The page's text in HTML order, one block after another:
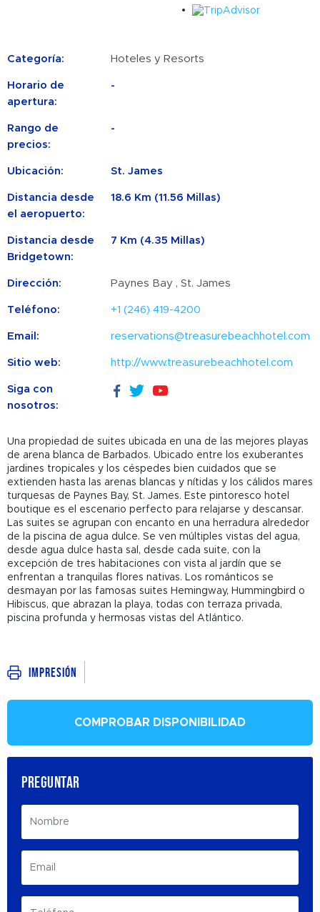
Categoría: Hoteles y Resorts
Horario de
apertura:
-
Rango de
precios:
-
Ubicación: St. James
Distancia desde
el aeropuerto:
18.6 Km (11.56 Millas)
Distancia desde
Bridgetown:
7 Km (4.35 Millas)
Dirección: Paynes Bay , St. James
Teléfono: +1 (246) 419-4200
Email: reservations@treasurebeachhotel.com
Sitio web: http://www.treasurebeachhotel.com
Siga con
nosotros:
Una propiedad de suites ubicada en una de las mejores playas
de arena blanca de Barbados. Ubicado entre los exuberantes
jardines tropicales y los céspedes bien cuidados que se
extienden hasta las arenas blancas y nítidas y los cálidos mares
turquesas de Paynes Bay, St. James. Este pintoresco hotel
boutique es el escenario perfecto para relajarse y descansar.
Las suites se agrupan con encanto en una herradura alrededor
de la piscina de agua dulce. Se ven múltiples vistas del agua,
desde agua dulce hasta sal, desde cada suite, con la
excepción de tres habitaciones con vista al jardín que se
enfrentan a tranquilas flores nativas. Los románticos se
desmayan por las famosas suites Hemingway, Hummingbird o
Hibiscus, que abrazan la playa, todas con terraza privada,
piscina profunda y hermosas vistas del Atlántico.
Impresión
COMPROBAR DISPONIBILIDAD
PREGUNTAR